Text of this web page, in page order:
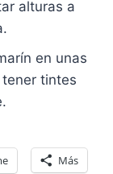
alturas a
en unas
tintes
Más